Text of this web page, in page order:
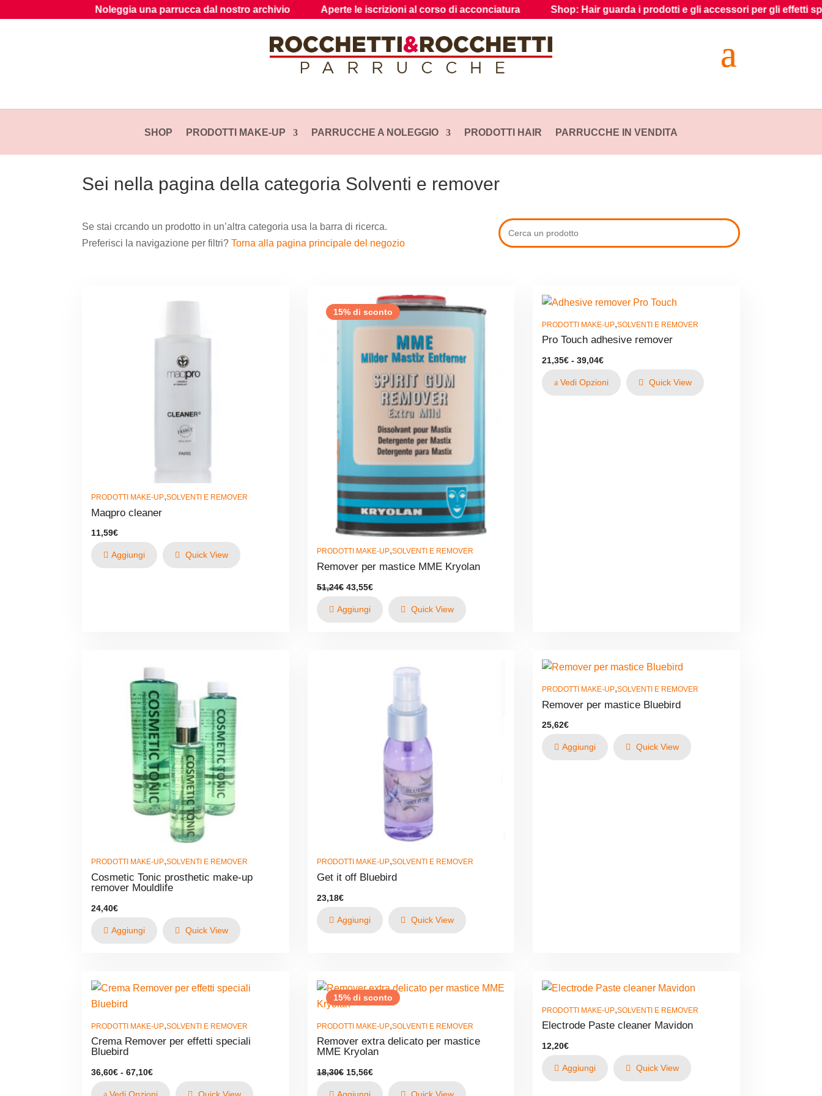
SHOP PRODOTTI MAKE-UP PARRUCCHE A NOLEGGIO PRODOTTI HAIR PARRUCCHE IN VENDITA
Sei nella pagina della categoria Solventi e remover
Se stai crcando un prodotto in un’altra categoria usa la barra di ricerca.
Preferisci la navigazione per filtri?Torna alla pagina principale del negozio
PRODOTTI MAKE-UP,SOLVENTI E REMOVER
Maqpro cleaner
11,59€
Aggiungi Quick View
15% di sconto
PRODOTTI MAKE-UP,SOLVENTI E REMOVER
Remover per mastice MME Kryolan
51,24€ Il
era:
43,55€Il
Aggiungi Quick View
PRODOTTI MAKE-UP,SOLVENTI E REMOVER
Pro Touch adhesive remover
21,35€ - 39,04€Fascia
da
Vedi Opzioni Quick View
PRODOTTI MAKE-UP,SOLVENTI E REMOVER
Cosmetic Tonic prosthetic make-up
remover Mouldlife
24,40€
Aggiungi Quick View
PRODOTTI MAKE-UP,SOLVENTI E REMOVER
Get it off Bluebird
23,18€
Aggiungi Quick View
PRODOTTI MAKE-UP,SOLVENTI E REMOVER
Remover per mastice Bluebird
25,62€
Aggiungi Quick View
PRODOTTI MAKE-UP,SOLVENTI E REMOVER
Crema Remover per effetti speciali
Bluebird
36,60€ - 67,10€Fascia
15% di sconto
PRODOTTI MAKE-UP,SOLVENTI E REMOVER
Remover extra delicato per mastice
MME Kryolan
18,30€ Il
15,56€Il
PRODOTTI MAKE-UP,SOLVENTI E REMOVER
Electrode Paste cleaner Mavidon
12,20€
Aggiungi Quick View
Noleggia una parrucca dal nostro archivio Aperte le iscrizioni al corso di acconciatura Shop: Hair guarda i prodotti e gli accessori per gli effetti speciali sui